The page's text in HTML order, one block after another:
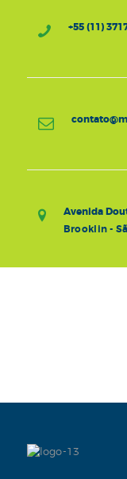
+55 (11)
Avenida
Brooklin -